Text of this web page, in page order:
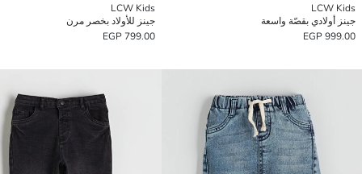
LCW Kids
جينز أولادي بقصّة واسعة
999.00 EGP
LCW Kids
جينز للأولاد بخصر مرن
799.00 EGP